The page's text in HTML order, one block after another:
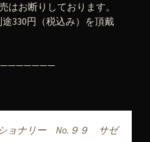
はお断りしております。
330円（税込み）を頂戴
ョナリー No.９９ サゼ